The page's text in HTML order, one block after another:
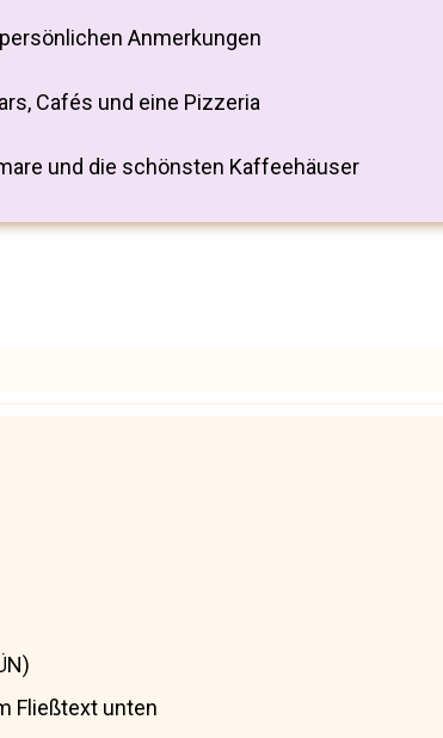
Anmerkungen
Cafés und eine Pizzeria
und die schönsten Kaffeehäuser
Fließtext unten